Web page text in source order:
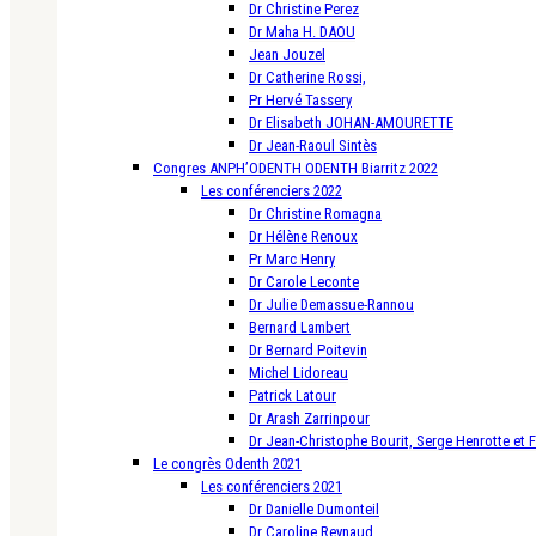
Dr Christine Perez
Dr Maha H. DAOU
Jean Jouzel
Dr Catherine Rossi,
Pr Hervé Tassery
Dr Elisabeth JOHAN-AMOURETTE
Dr Jean-Raoul Sintès
Congres ANPH’ODENTH ODENTH Biarritz 2022
Les conférenciers 2022
Dr Christine Romagna
Dr Hélène Renoux
Pr Marc Henry
Dr Carole Leconte
Dr Julie Demassue-Rannou
Bernard Lambert
Dr Bernard Poitevin
Michel Lidoreau
Patrick Latour
Dr Arash Zarrinpour
Dr Jean-Christophe Bourit, Serge Henrotte et
Le congrès Odenth 2021
Les conférenciers 2021
Dr Danielle Dumonteil
Dr Caroline Reynaud